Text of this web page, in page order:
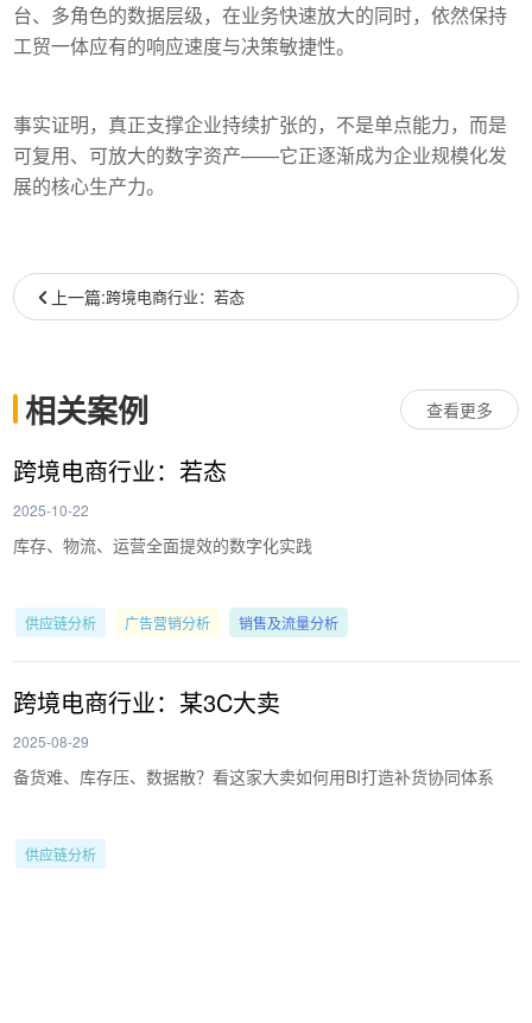
台、多角色的数据层级，在业务快速放大的同时，依然保持
工贸一体应有的响应速度与决策敏捷性。
事实证明，真正支撑企业持续扩张的，不是单点能力，而是
可复用、可放大的数字资产——它正逐渐成为企业规模化发
展的核心生产力。
上一篇:跨境电商行业：若态
相关案例 查看更多
跨境电商行业：若态
2025-10-22
库存、物流、运营全面提效的数字化实践
供应链分析 广告营销分析 销售及流量分析
跨境电商行业：某3C大卖
2025-08-29
备货难、库存压、数据散？看这家大卖如何用BI打造补货协同体系
供应链分析